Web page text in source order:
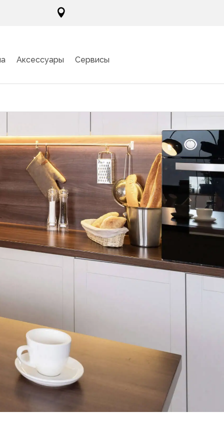

Аксессуары Сервисы